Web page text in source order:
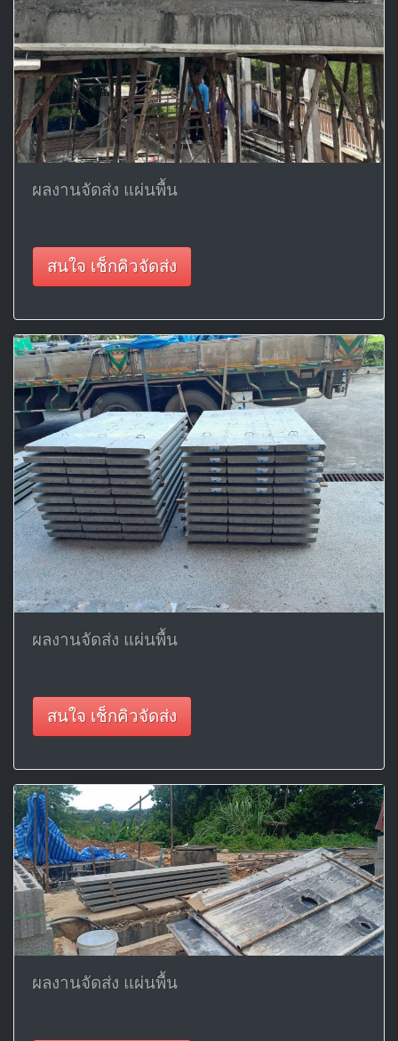
ผลงานจัดส่ง แผ่นพื้น
สนใจ เช็กคิวจัดส่ง
ผลงานจัดส่ง แผ่นพื้น
สนใจ เช็กคิวจัดส่ง
ผลงานจัดส่ง แผ่นพื้น